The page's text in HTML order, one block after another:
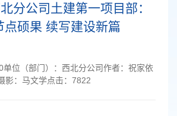
分公司土建第一项目部：
点硕果 续写建设新篇
单位（部门）： 西北分公司作者： 祝家依
影： 马文学点击： 7822